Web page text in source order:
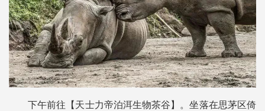
下午前往【天士力帝泊洱生物茶谷】。坐落在思茅区倚